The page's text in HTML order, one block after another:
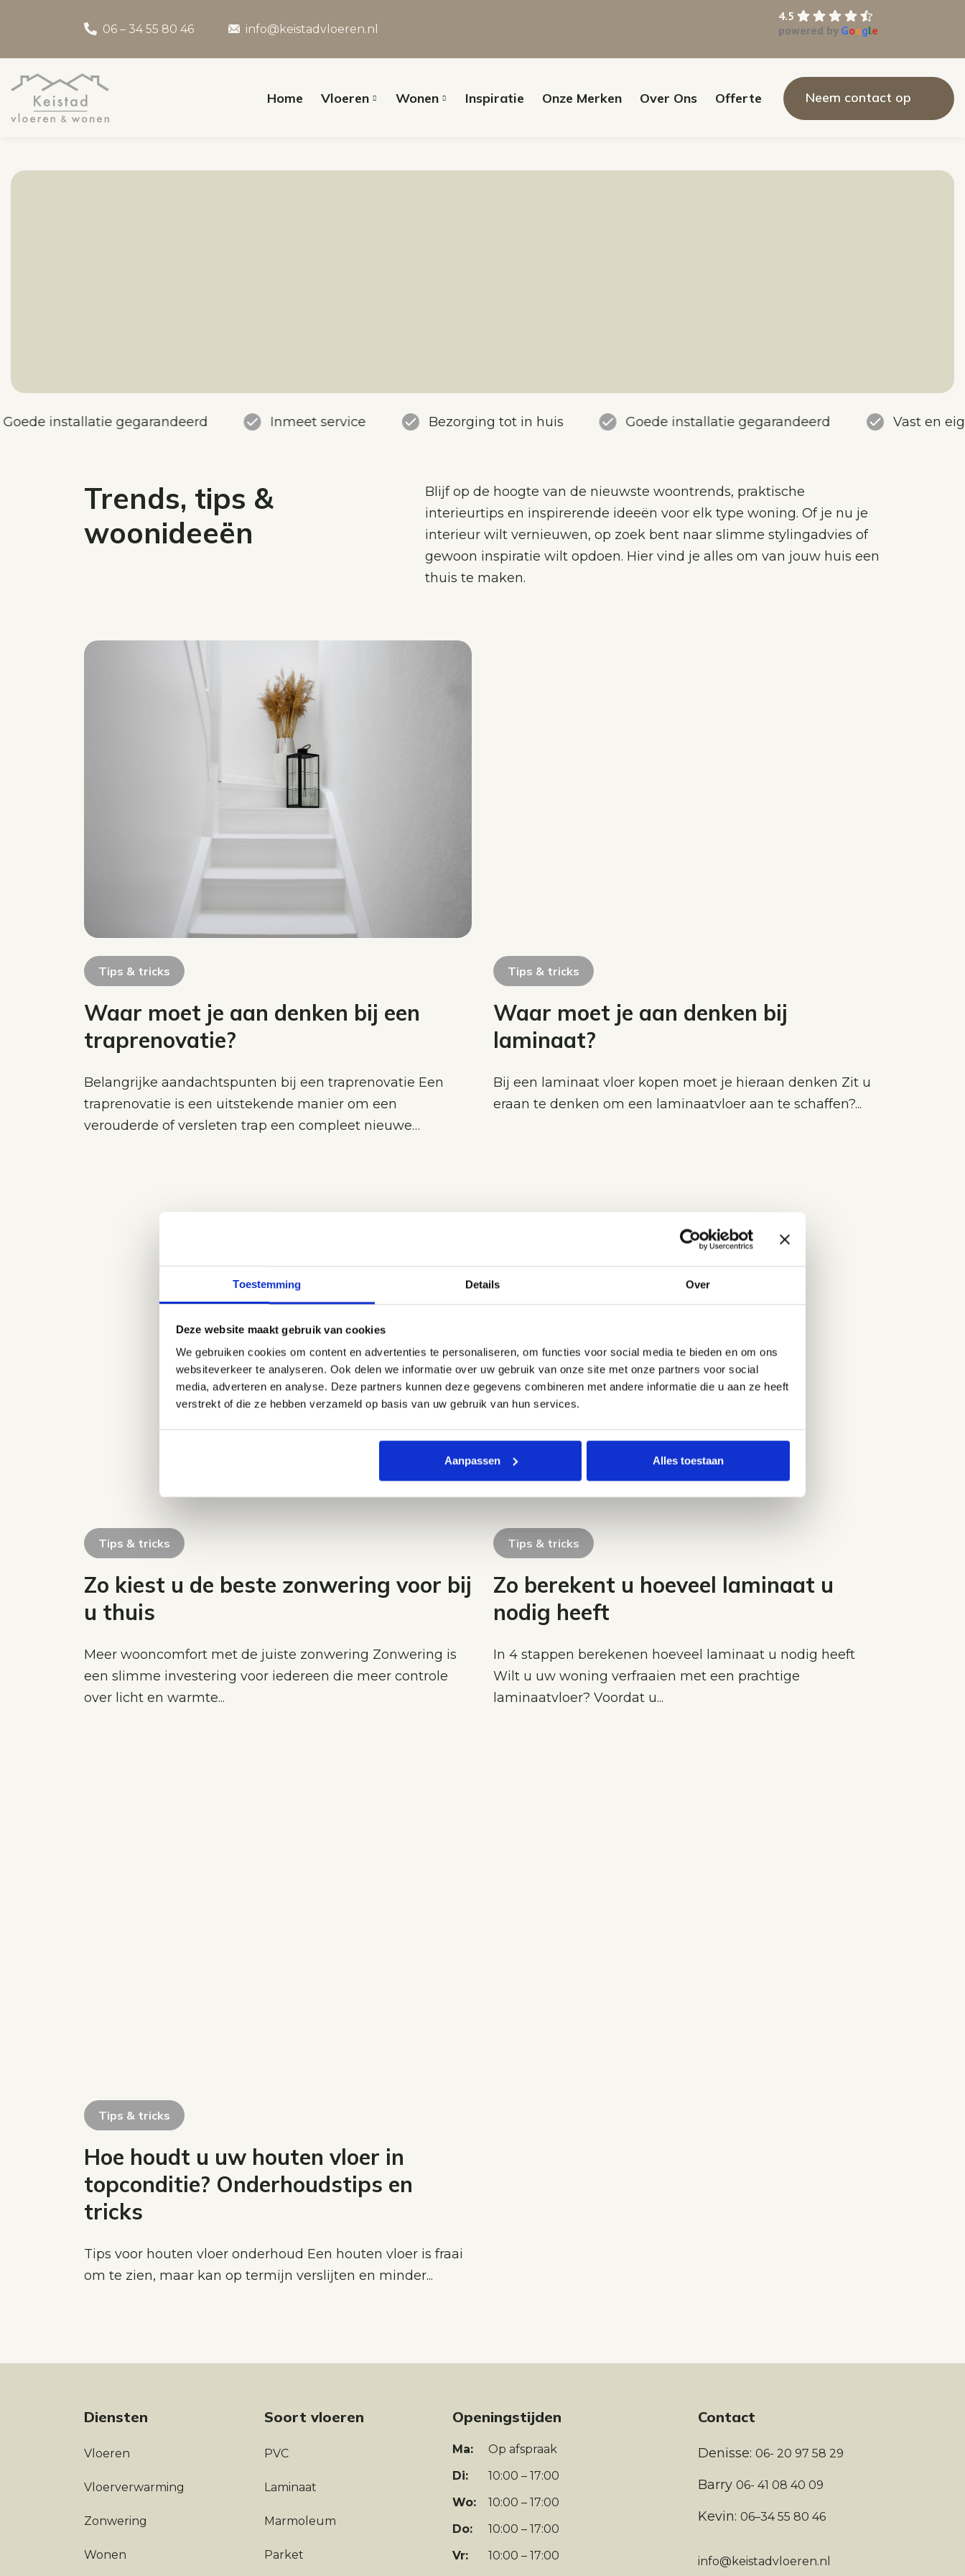
Toestemming Details Over
Deze website maakt gebruik van cookies
We gebruiken cookies om content en advertenties te personaliseren, om functies voor social media te bieden en om ons
websiteverkeer te analyseren. Ook delen we informatie over uw gebruik van onze site met onze partners voor social
media, adverteren en analyse. Deze partners kunnen deze gegevens combineren met andere informatie die u aan ze heeft
verstrekt of die ze hebben verzameld op basis van uw gebruik van hun services.
Aanpassen Alles toestaan
06 – 34 55 80 46 info@keistadvloeren.nl
4.5
powered by Google
Home Vloeren Wonen Inspiratie Onze Merken Over Ons Offerte Neem contact op
Goede installatie gegarandeerd Inmeet service Bezorging tot in huis Goede installatie gegarandeerd Vast en
Trends, tips &
woonideeën
Blijf op de hoogte van de nieuwste woontrends, praktische
interieurtips en inspirerende ideeën voor elk type woning. Of je nu je
interieur wilt vernieuwen, op zoek bent naar slimme stylingadvies of
gewoon inspiratie wilt opdoen. Hier vind je alles om van jouw huis een
thuis te maken.
Tips & tricks
Waar moet je aan denken bij een
traprenovatie?
Belangrijke aandachtspunten bij een traprenovatie Een
traprenovatie is een uitstekende manier om een
verouderde of versleten trap een compleet nieuwe…
Tips & tricks
Waar moet je aan denken bij
laminaat?
Bij een laminaat vloer kopen moet je hieraan denken Zit u
eraan te denken om een laminaatvloer aan te schaffen?...
Tips & tricks
Zo kiest u de beste zonwering voor bij
u thuis
Meer wooncomfort met de juiste zonwering Zonwering is
een slimme investering voor iedereen die meer controle
over licht en warmte...
Tips & tricks
Zo berekent u hoeveel laminaat u
nodig heeft
In 4 stappen berekenen hoeveel laminaat u nodig heeft
Wilt u uw woning verfraaien met een prachtige
laminaatvloer? Voordat u...
Tips & tricks
Hoe houdt u uw houten vloer in
topconditie? Onderhoudstips en
tricks
Tips voor houten vloer onderhoud Een houten vloer is fraai
om te zien, maar kan op termijn verslijten en minder...
Diensten
Vloeren
Vloerverwarming
Zonwering
Wonen
Soort vloeren
PVC
Laminaat
Marmoleum
Parket
Openingstijden
Ma:
Op afspraak
Di:
10:00 – 17:00
Wo:
10:00 – 17:00
Do:
10:00 – 17:00
Vr:
10:00 – 17:00
Contact
Denisse: 06- 20 97 58 29
Barry 06- 41 08 40 09
Kevin: 06–34 55 80 46
info@keistadvloeren.nl